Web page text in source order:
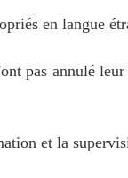
en langue
pas annulé
et la